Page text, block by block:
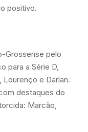
positivo.
Grossense pelo
para a Série D,
e Darlan.
destaques do
Marcão,